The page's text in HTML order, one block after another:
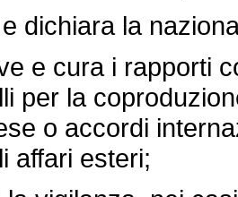
la
e cura i rapporti
per la
o accordi
affari esteri;